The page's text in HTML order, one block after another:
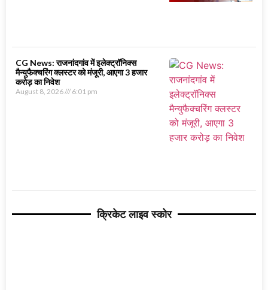
CG News: राजनांदगांव में इलेक्ट्रॉनिक्स
मैन्युफैक्चरिंग क्लस्टर को मंजूरी, आएगा 3 हजार
करोड़ का निवेश
August 8, 2026 6:01 pm
क्रिकेट लाइव स्कोर